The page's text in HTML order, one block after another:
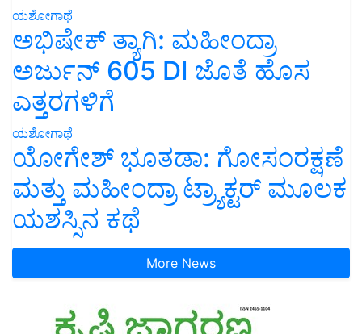
ಯಶೋಗಾಥೆ
ಅಭಿಷೇಕ್ ತ್ಯಾಗಿ: ಮಹೀಂದ್ರಾ
ಅರ್ಜುನ್ 605 DI ಜೊತೆ ಹೊಸ
ಎತ್ತರಗಳಿಗೆ
ಯಶೋಗಾಥೆ
ಯೋಗೇಶ್ ಭೂತಡಾ: ಗೋಸಂರಕ್ಷಣೆ
ಮತ್ತು ಮಹೀಂದ್ರಾ ಟ್ರ್ಯಾಕ್ಟರ್ ಮೂಲಕ
ಯಶಸ್ಸಿನ ಕಥೆ
More News